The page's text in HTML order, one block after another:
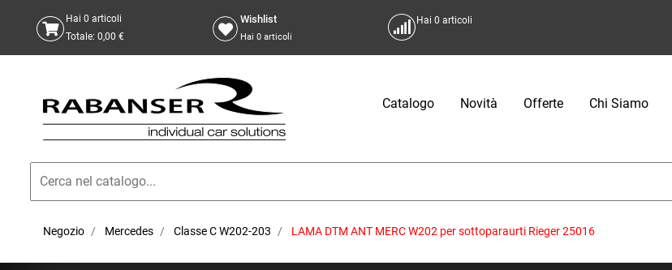
Hai 0 articoli
Totale: 0,00 €
Wishlist
Hai 0 articoli
Hai0 articoli
Catalogo Novità Offerte Chi Siamo
Negozio Mercedes Classe C W202-203 LAMA DTM ANT MERC W202 per sottoparaurti Rieger 25016